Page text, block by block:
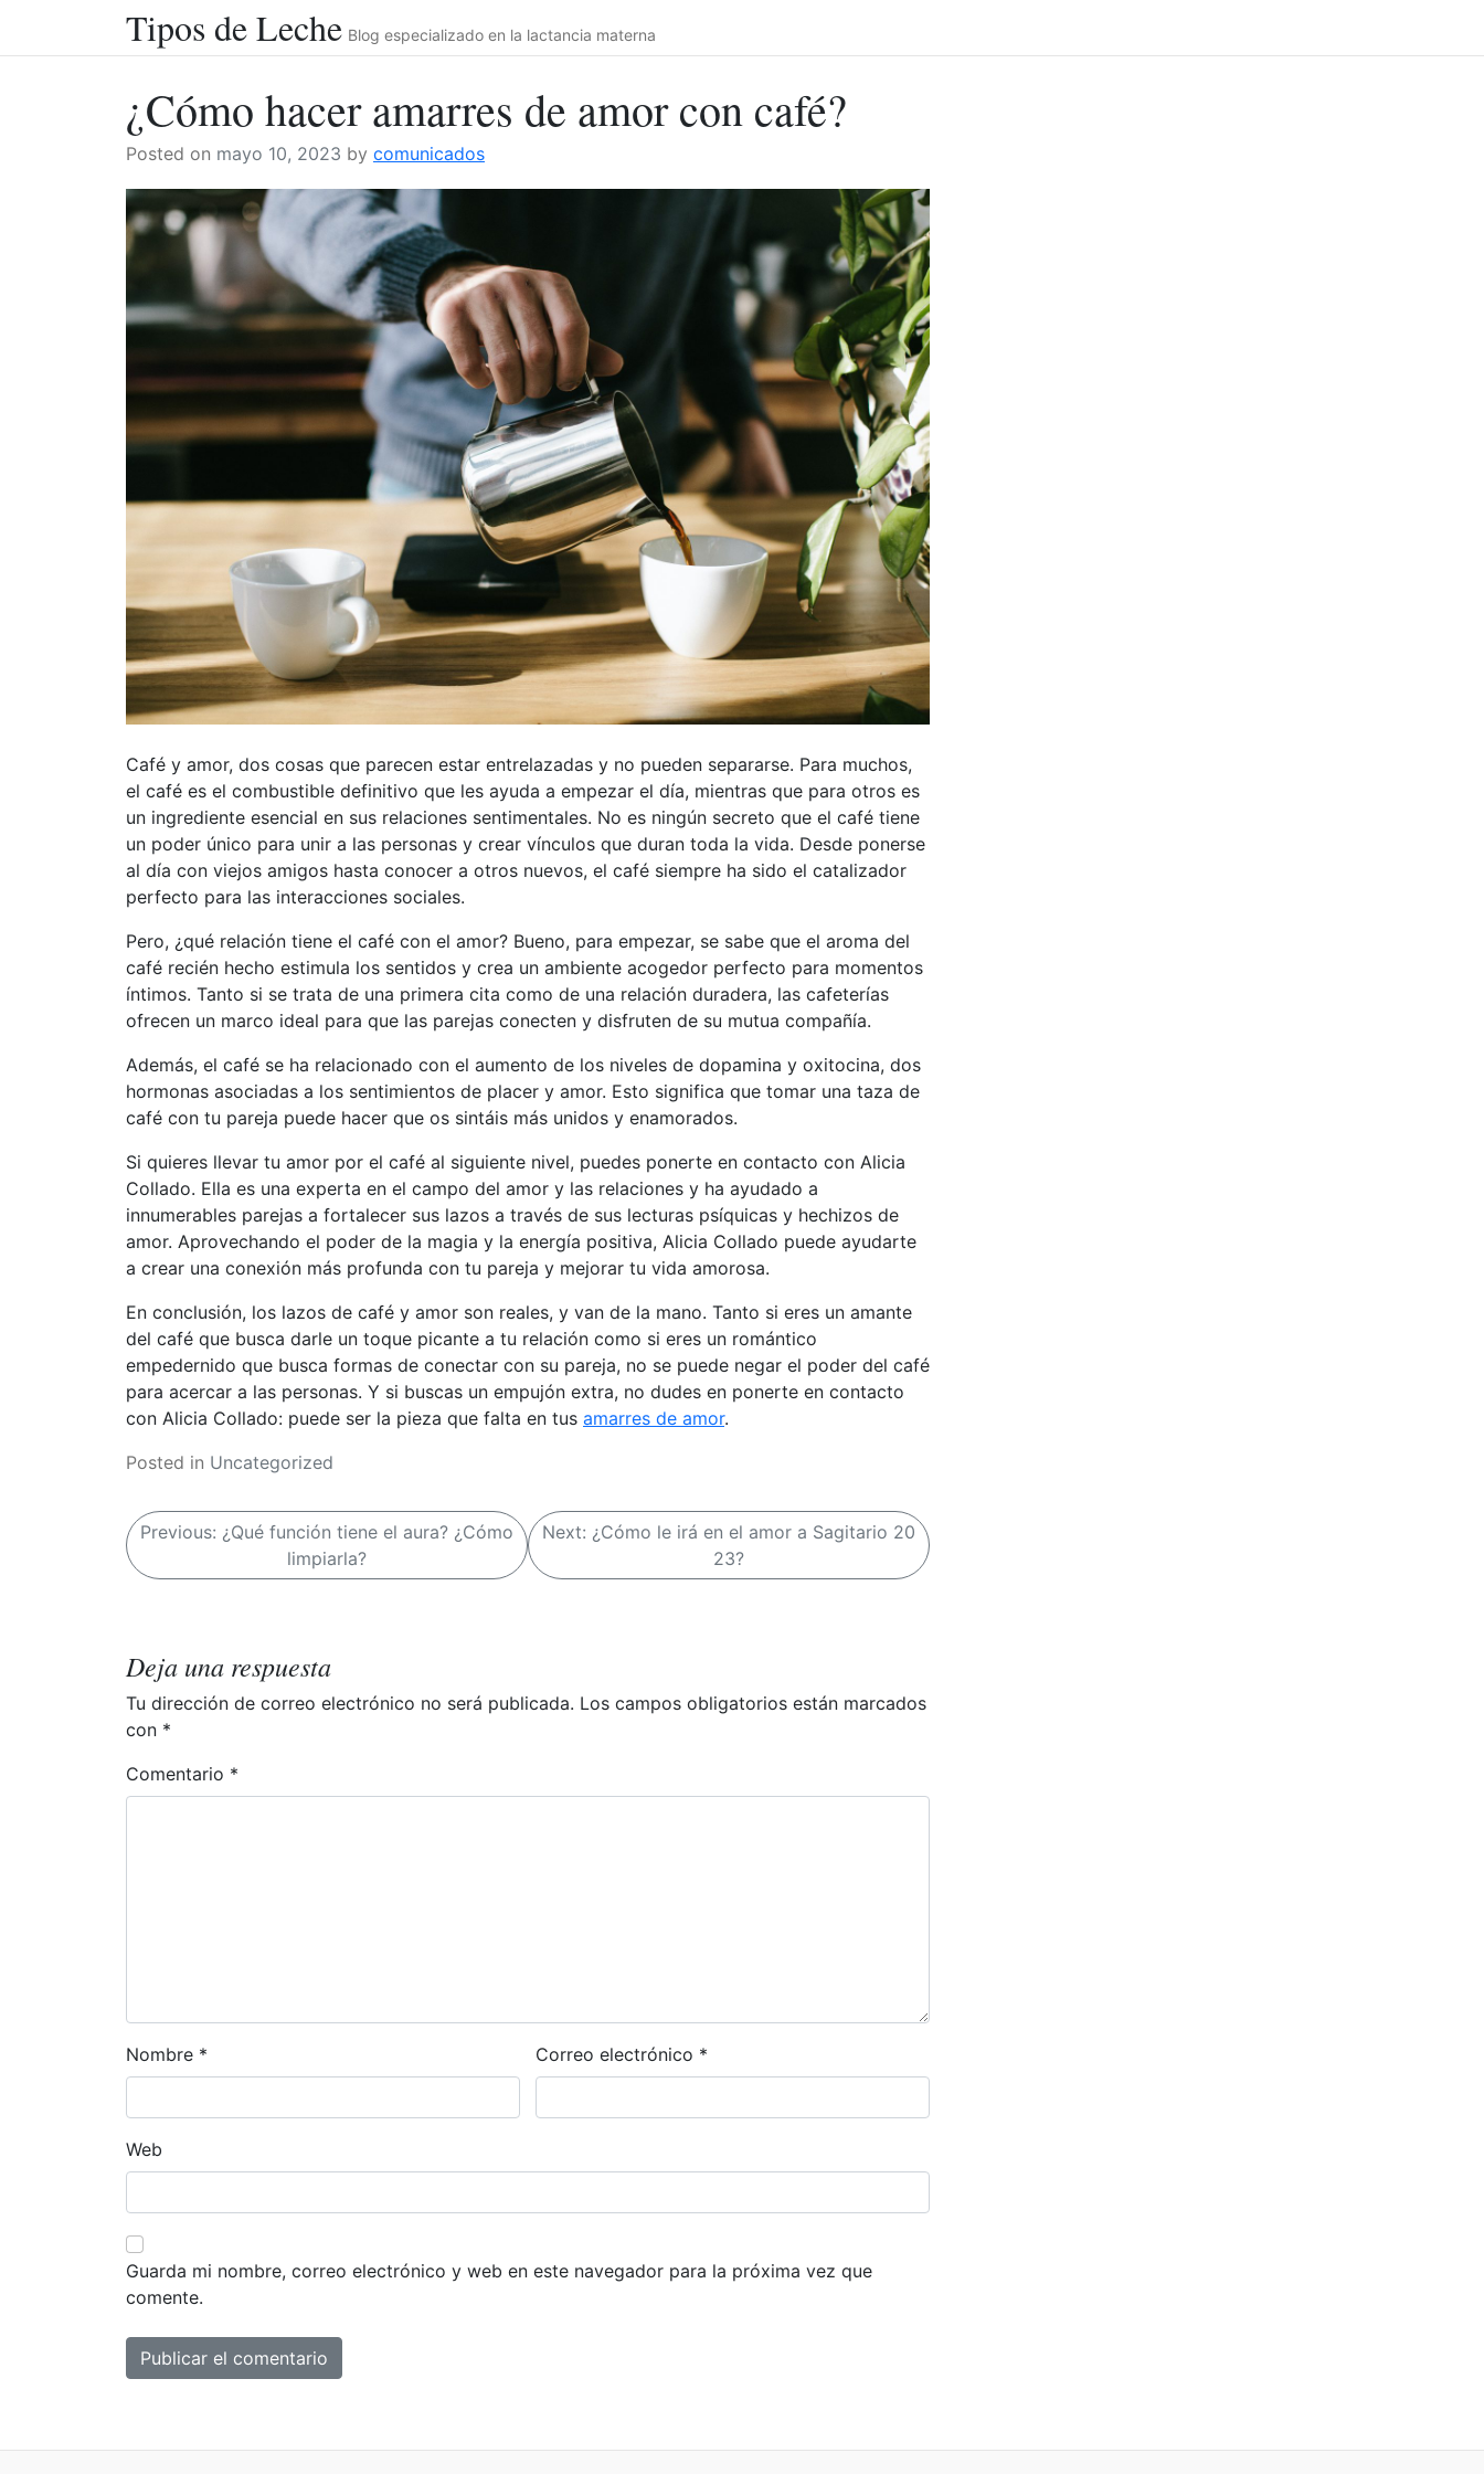
Tipos de Leche Blog especializado en la lactancia materna
¿Cómo hacer amarres de amor con café?
Posted on mayo 10, 2023 by comunicados
Café y amor, dos cosas que parecen estar entrelazadas y no pueden separarse. Para muchos,
el café es el combustible definitivo que les ayuda a empezar el día, mientras que para otros es
un ingrediente esencial en sus relaciones sentimentales. No es ningún secreto que el café tiene
un poder único para unir a las personas y crear vínculos que duran toda la vida. Desde ponerse
al día con viejos amigos hasta conocer a otros nuevos, el café siempre ha sido el catalizador
perfecto para las interacciones sociales.
Pero, ¿qué relación tiene el café con el amor? Bueno, para empezar, se sabe que el aroma del
café recién hecho estimula los sentidos y crea un ambiente acogedor perfecto para momentos
íntimos. Tanto si se trata de una primera cita como de una relación duradera, las cafeterías
ofrecen un marco ideal para que las parejas conecten y disfruten de su mutua compañía.
Además, el café se ha relacionado con el aumento de los niveles de dopamina y oxitocina, dos
hormonas asociadas a los sentimientos de placer y amor. Esto significa que tomar una taza de
café con tu pareja puede hacer que os sintáis más unidos y enamorados.
Si quieres llevar tu amor por el café al siguiente nivel, puedes ponerte en contacto con Alicia
Collado. Ella es una experta en el campo del amor y las relaciones y ha ayudado a
innumerables parejas a fortalecer sus lazos a través de sus lecturas psíquicas y hechizos de
amor. Aprovechando el poder de la magia y la energía positiva, Alicia Collado puede ayudarte
a crear una conexión más profunda con tu pareja y mejorar tu vida amorosa.
En conclusión, los lazos de café y amor son reales, y van de la mano. Tanto si eres un amante
del café que busca darle un toque picante a tu relación como si eres un romántico
empedernido que busca formas de conectar con su pareja, no se puede negar el poder del café
para acercar a las personas. Y si buscas un empujón extra, no dudes en ponerte en contacto
con Alicia Collado: puede ser la pieza que falta en tus amarres de amor.
Posted in Uncategorized
N
a
e
g
a
c
e
n
t
r
a
d
a
s
Previous: ¿Qué función tiene el aura? ¿Cómo
limpiarla?
Next: ¿Cómo le irá en el amor a Sagitario 20
23?
Deja una respuesta
Tu dirección de correo electrónico no será publicada. Los campos obligatorios están marcados
con *
Comentario *
Nombre * Correo electrónico *
Web
Guarda mi nombre, correo electrónico y web en este navegador para la próxima vez que
comente.